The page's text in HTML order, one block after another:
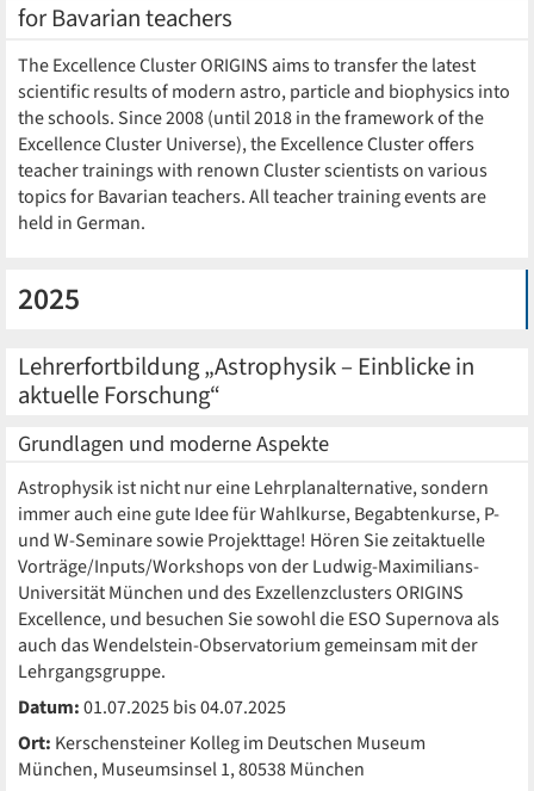
for Bavarian teachers
The Excellence Cluster ORIGINS aims to transfer the latest
scientific results of modern astro, particle and biophysics into
the schools. Since 2008 (until 2018 in the framework of the
Excellence Cluster Universe), the Excellence Cluster offers
teacher trainings with renown Cluster scientists on various
topics for Bavarian teachers. All teacher training events are
held in German.
2025
Lehrerfortbildung „Astrophysik – Einblicke in
aktuelle Forschung“
Grundlagen und moderne Aspekte
Astrophysik ist nicht nur eine Lehrplanalternative, sondern
immer auch eine gute Idee für Wahlkurse, Begabtenkurse, P-
und W-Seminare sowie Projekttage! Hören Sie zeitaktuelle
Vorträge/Inputs/Workshops von der Ludwig-Maximilians-
Universität München und des Exzellenzclusters ORIGINS
Excellence, und besuchen Sie sowohl die ESO Supernova als
auch das Wendelstein-Observatorium gemeinsam mit der
Lehrgangsgruppe.
Datum:01.07.2025 bis 04.07.2025
Ort: Kerschensteiner Kolleg im Deutschen Museum
München, Museumsinsel 1, 80538 München